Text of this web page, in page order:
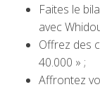
Faites le
avec
Offrez des
40.000 » ;
Affrontez